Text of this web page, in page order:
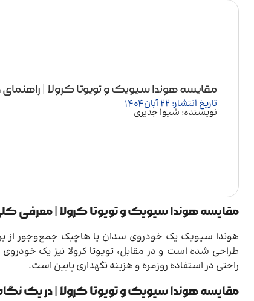
مقایسه هوندا سیویک و تویوتا کرولا | راهنمای
تاریخ انتشار: 22 آبان 1404
نویسنده: شیوا جدیری
مقایسه هوندا سیویک و تویوتا کرولا | معرفی
هوندا سیویک یک خودروی سدان یا هاچبک جمع‌وجور از
طراحی شده است و در مقابل، تویوتا کرولا نیز یک
راحتی در استفاده روزمره و هزینه نگهداری پایین است.
مقایسه هوندا سیویک و تویوتا کرولا | در یک